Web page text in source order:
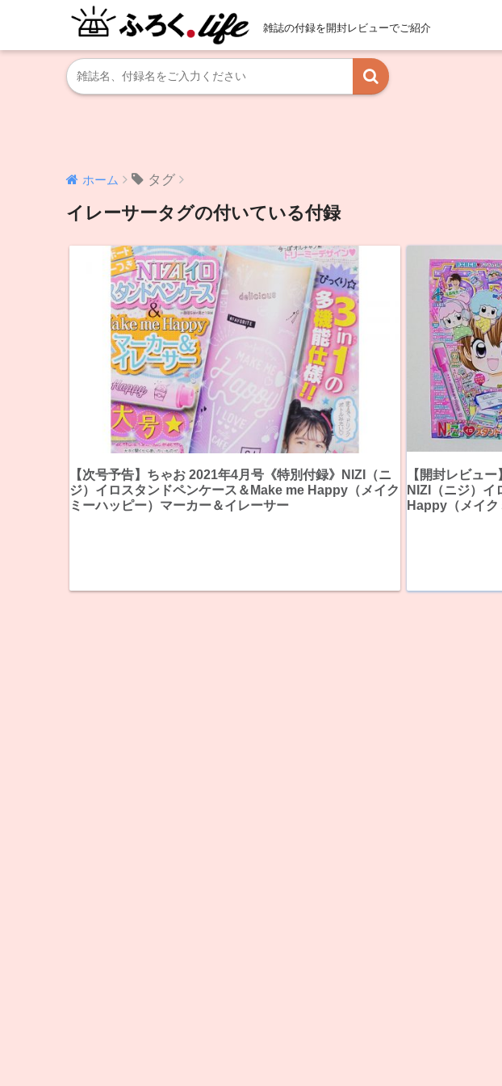
雑誌の付録を開封レビューでご紹介
ホーム タグ
イレーサータグの付いている付録
【次号予告】ちゃお 2021年4月号《特別付録》NIZI（ニ
ジ）イロスタンドペンケース＆Make me Happy（メイク
ミーハッピー）マーカー＆イレーサー
【開封レビュ
NIZI（ニジ）イ
Happy（メイ